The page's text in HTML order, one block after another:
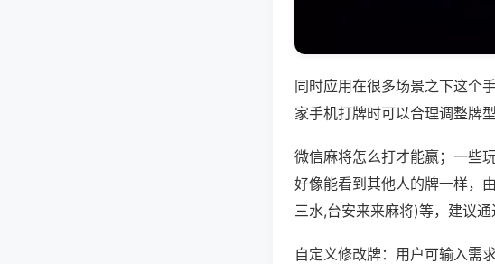
同时应用在很多场景之下这个
家手机打牌时可以合理调整牌
微信麻将怎么打才能赢；一些
好像能看到其他人的牌一样，
三水,台安来来麻将)等，建议通
自定义修改牌：用户可输入需